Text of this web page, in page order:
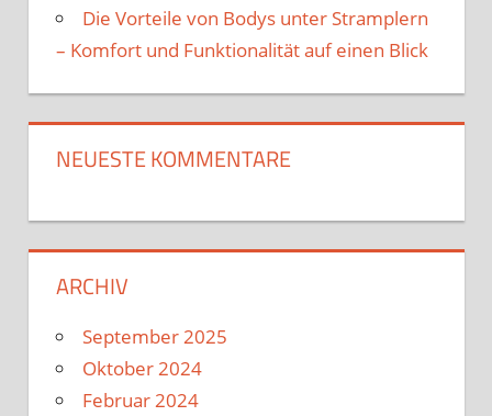
Die Vorteile von Bodys unter Stramplern
– Komfort und Funktionalität auf einen Blick
NEUESTE KOMMENTARE
ARCHIV
September 2025
Oktober 2024
Februar 2024